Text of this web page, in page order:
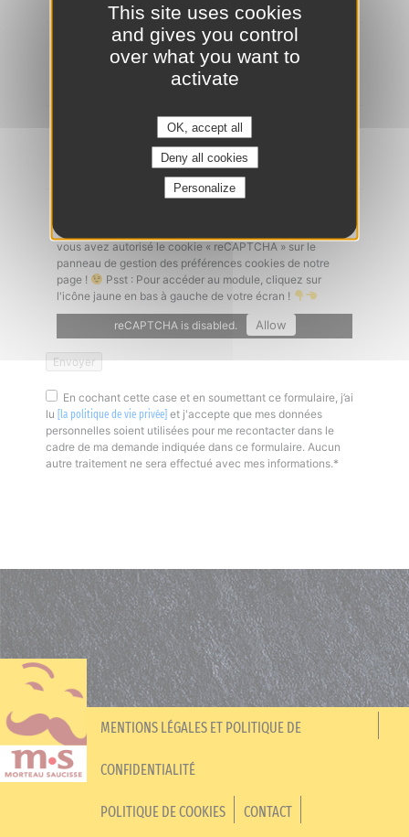
Ajouter un CV*
Un problème à l'envoi de votre candidature ? Vérifiez que
vous avez autorisé le cookie « reCAPTCHA » sur le
panneau de gestion des préférences cookies de notre
page !
Psst : Pour accéder au module, cliquez sur
l'icône jaune en bas à gauche de votre écran !
reCAPTCHA is disabled. Allow
En cochant cette case et en soumettant ce formulaire, j’ai
lu
[la politique de vie privée] et j'accepte que mes données
personnelles soient utilisées pour me recontacter dans le
cadre de ma demande indiquée dans ce formulaire. Aucun
autre traitement ne sera effectué avec mes informations.*
MENTIONS LÉGALES ET POLITIQUE DE
CONFIDENTIALITÉ
POLITIQUE DE COOKIES CONTACT
This site uses cookies
and gives you control
over what you want to
activate
OK, accept all
Deny all cookies
Personalize